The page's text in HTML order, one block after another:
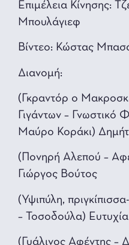
Επιμέλεια Κίνησης:
Μπουλάγιεφ
Βίντεο: Κώστας
Διανομή:
(Γκραντόρ ο
Γιγάντων – Γνωστικό
Μαύρο Κοράκι)
(Πονηρή Αλεπού –
Γιώργος Βούτος
(Υψιπύλη,
– Τοσοδούλα)
(Γυάλινος Αφέντης –